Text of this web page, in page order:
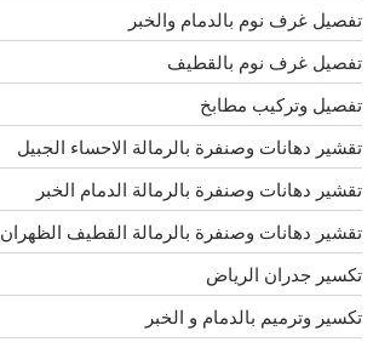
تفصيل غرف نوم بالدمام والخبر
تفصيل غرف نوم بالقطيف
تفصيل وتركيب مطابخ
تقشير دهانات وصنفرة بالرمالة الاحساء الجبيل
تقشير دهانات وصنفرة بالرمالة الدمام الخبر
تقشير دهانات وصنفرة بالرمالة القطيف الظهران
تكسير جدران الرياض
تكسير وترميم بالدمام و الخبر